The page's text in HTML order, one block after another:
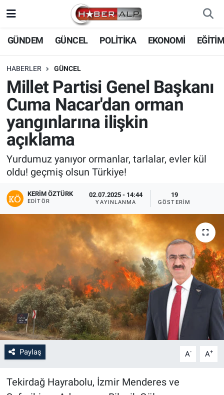
GÜNDEM GÜNCEL POLİTİKA EKONOMİ
HABERLER GÜNCEL
Millet Partisi Genel Başkanı
Cuma Nacar'dan orman
yangınlarına ilişkin
açıklama
Yurdumuz yanıyor ormanlar, tarlalar, evler kül
oldu! geçmiş olsun Türkiye!
KERIM ÖZTÜRK
EDITÖR
02.07.2025 - 14:44
YAYINLANMA
19
GÖSTERIM
Paylaş A- A+
Tekirdağ Hayrabolu, İzmir Menderes ve
Nöbetçi Eczaneler
Hava Durumu
Trafik Durumu
Süper Lig Puan Durumu ve Fikstür
Tüm Manşetler
Son Dakika Haberleri
Haber Arşivi